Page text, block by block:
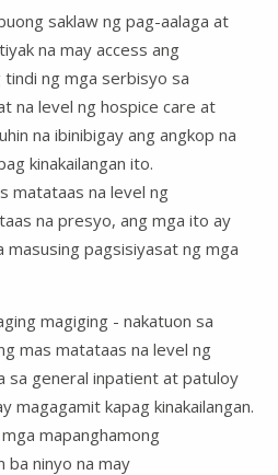
saklaw ng pag-aalaga at
na may access ang
ng mga serbisyo sa
na level ng hospice care at
na ibinibigay ang angkop na
kinakailangan ito.
matataas na level ng
na presyo, ang mga ito ay
masusing pagsisiyasat ng mga
magiging - nakatuon sa
mas matataas na level ng
sa general inpatient at patuloy
magagamit kapag kinakailangan.
mapanghamong
ba ninyo na may